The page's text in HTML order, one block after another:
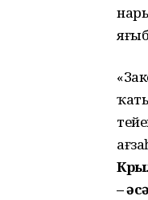
–